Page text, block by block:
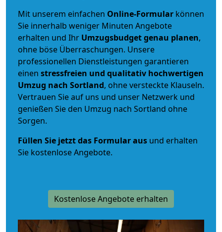
Mit unserem einfachen Online-Formular können
Sie innerhalb weniger Minuten Angebote
erhalten und Ihr Umzugsbudgetgenau planen,
ohne böse Überraschungen. Unsere
professionellen Dienstleistungen garantieren
einen stressfreien und qualitativ hochwertigen
Umzug nach Sortland, ohne versteckte Klauseln.
Vertrauen Sie auf uns und unser Netzwerk und
genießen Sie den Umzug nach Sortland ohne
Sorgen.
Füllen Sie jetzt das Formular aus und erhalten
Sie kostenlose Angebote.
Kostenlose Angebote erhalten